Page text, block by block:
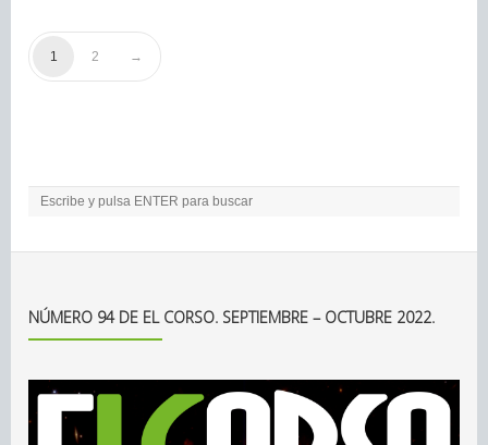
1 2
NÚMERO 94 DE EL CORSO. SEPTIEMBRE – OCTUBRE 2022.